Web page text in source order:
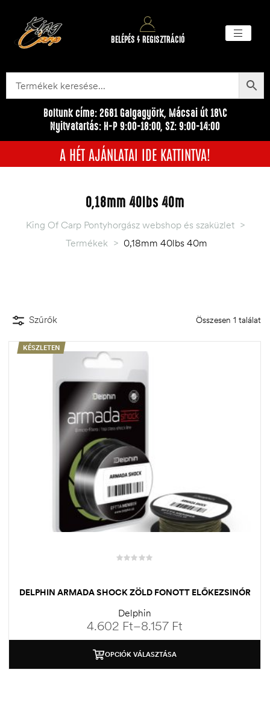
BELÉPÉS / REGISZTRÁCIÓ
Boltunk címe: 2681 Galgagyörk, Mácsai út 18\C
Nyitvatartás: H-P 9:00-18:00, SZ: 9:00-14:00
A HÉT AJÁNLATAI IDE KATTINTVA!
0,18mm 40lbs 40m
King Of Carp Pontyhorgász webshop és szaküzlet >
Termékek > 0,18mm 40lbs 40m
Szűrők Összesen 1 találat
KÉSZLETEN
DELPHIN ARMADA SHOCK ZÖLD FONOTT ELŐKEZSINÓR
Delphin
4.602 Ft–8.157 Ft
OPCIÓK VÁLASZTÁSA